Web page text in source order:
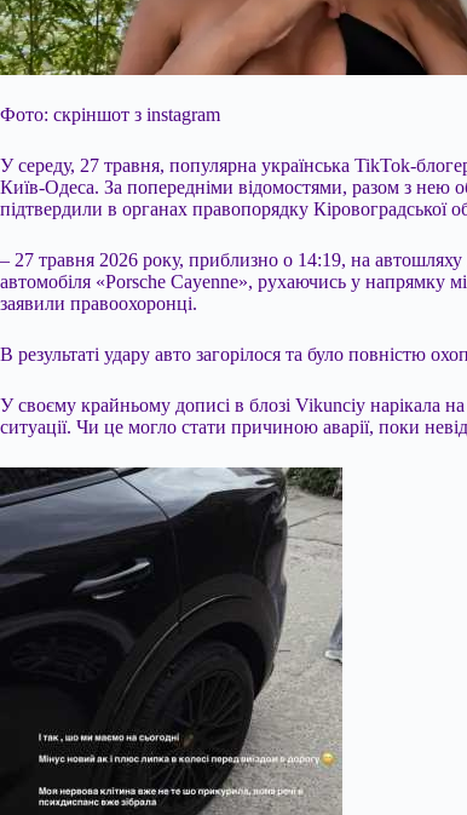
Фото: скріншот з instagram
У середу, 27 травня, популярна українська TikTok-
Київ-Одеса. За попередніми відомостями, разом з нею
підтвердили в органах правопорядку Кіровоградської
– 27 травня 2026 року, приблизно о 14:19, на
автомобіля «Porsche Cayenne», рухаючись у напрямку
заявили правоохоронці.
В результаті удару авто загорілося та було повністю
У своєму крайньому дописі в блозі Vikunciy нарікала
ситуації. Чи це могло стати причиною аварії, поки